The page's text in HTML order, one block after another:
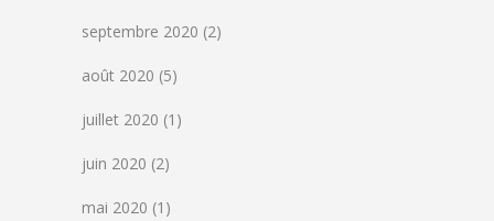
septembre 2020 (2)
août 2020 (5)
juillet 2020 (1)
juin 2020 (2)
mai 2020 (1)